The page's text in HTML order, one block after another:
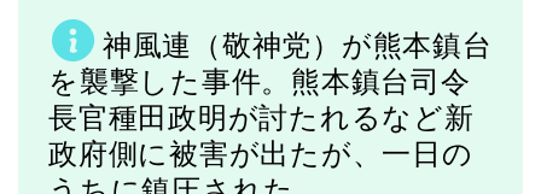
神風連（敬神党）が熊本鎮台
を襲撃した事件。熊本鎮台司令
長官種田政明が討たれるなど新
政府側に被害が出たが、一日の